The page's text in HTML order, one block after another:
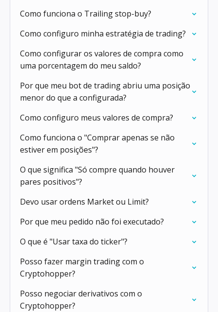
Como funciona o Trailing stop-buy?
Como configuro minha estratégia de trading?
Como configurar os valores de compra como
uma porcentagem do meu saldo?
Por que meu bot de trading abriu uma posição
menor do que a configurada?
Como configuro meus valores de compra?
Como funciona o "Comprar apenas se não
estiver em posições"?
O que significa "Só compre quando houver
pares positivos"?
Devo usar ordens Market ou Limit?
Por que meu pedido não foi executado?
O que é "Usar taxa do ticker"?
Posso fazer margin trading com o
Cryptohopper?
Posso negociar derivativos com o
Cryptohopper?